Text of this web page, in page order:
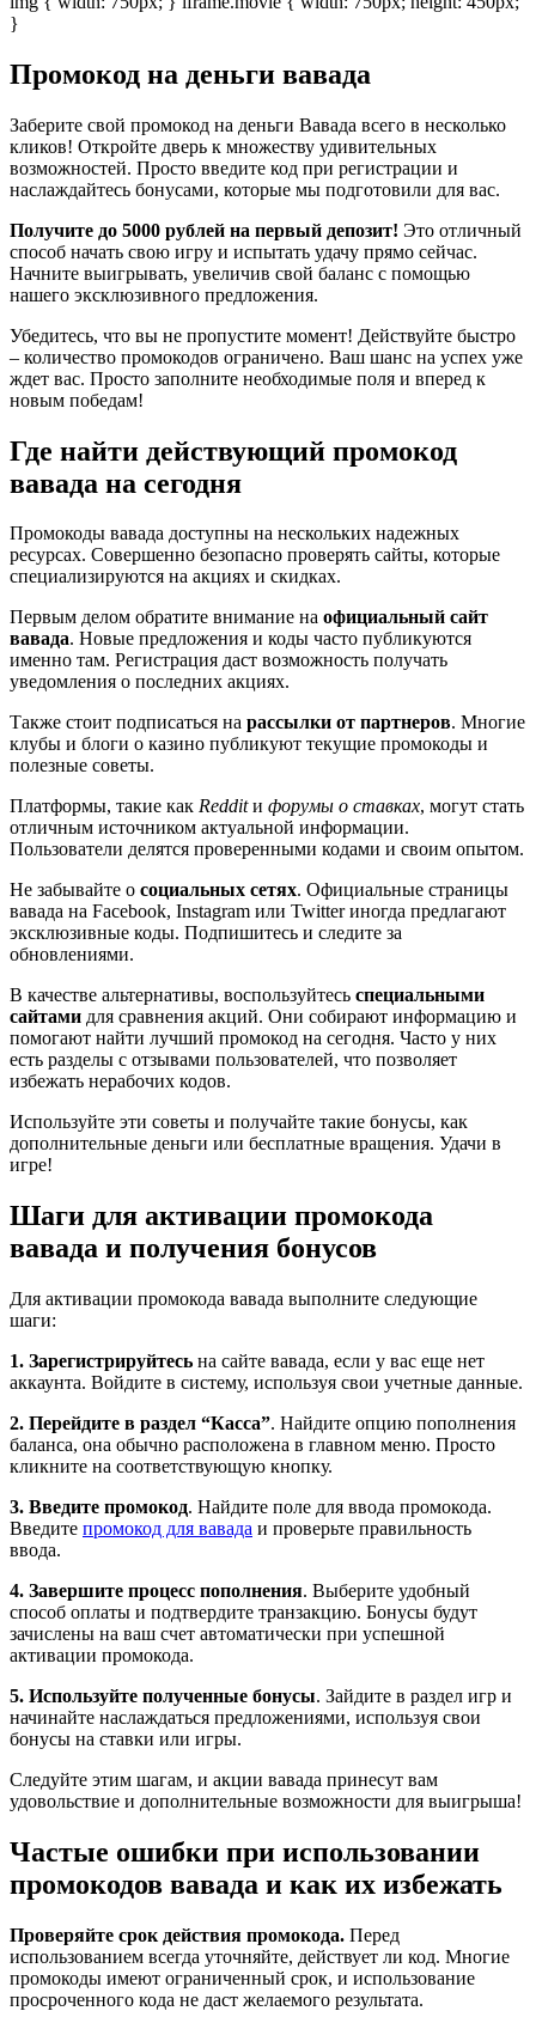
}
Промокод на деньги вавада
Заберите свой промокод на деньги Вавада всего в несколько
кликов! Откройте дверь к множеству удивительных
возможностей. Просто введите код при регистрации и
наслаждайтесь бонусами, которые мы подготовили для вас.
Получите до 5000 рублей на первый депозит! Это отличный
способ начать свою игру и испытать удачу прямо сейчас.
Начните выигрывать, увеличив свой баланс с помощью
нашего эксклюзивного предложения.
Убедитесь, что вы не пропустите момент! Действуйте быстро
– количество промокодов ограничено. Ваш шанс на успех уже
ждет вас. Просто заполните необходимые поля и вперед к
новым победам!
Где найти действующий промокод
вавада на сегодня
Промокоды вавада доступны на нескольких надежных
ресурсах. Совершенно безопасно проверять сайты, которые
специализируются на акциях и скидках.
Первым делом обратите внимание на официальный сайт
вавада. Новые предложения и коды часто публикуются
именно там. Регистрация даст возможность получать
уведомления о последних акциях.
Также стоит подписаться на рассылки от партнеров. Многие
клубы и блоги о казино публикуют текущие промокоды и
полезные советы.
Платформы, такие как Redditи форумы о ставках, могут стать
отличным источником актуальной информации.
Пользователи делятся проверенными кодами и своим опытом.
Не забывайте о социальных сетях. Официальные страницы
вавада на Facebook, Instagram или Twitter иногда предлагают
эксклюзивные коды. Подпишитесь и следите за
обновлениями.
В качестве альтернативы, воспользуйтесь специальными
сайтами для сравнения акций. Они собирают информацию и
помогают найти лучший промокод на сегодня. Часто у них
есть разделы с отзывами пользователей, что позволяет
избежать нерабочих кодов.
Используйте эти советы и получайте такие бонусы, как
дополнительные деньги или бесплатные вращения. Удачи в
игре!
Шаги для активации промокода
вавада и получения бонусов
Для активации промокода вавада выполните следующие
шаги:
1. Зарегистрируйтесь на сайте вавада, если у вас еще нет
аккаунта. Войдите в систему, используя свои учетные данные.
2. Перейдите в раздел “Касса”. Найдите опцию пополнения
баланса, она обычно расположена в главном меню. Просто
кликните на соответствующую кнопку.
3. Введите промокод. Найдите поле для ввода промокода.
Введите промокод для вавада и проверьте правильность
ввода.
4. Завершите процесс пополнения. Выберите удобный
способ оплаты и подтвердите транзакцию. Бонусы будут
зачислены на ваш счет автоматически при успешной
активации промокода.
5. Используйте полученные бонусы. Зайдите в раздел игр и
начинайте наслаждаться предложениями, используя свои
бонусы на ставки или игры.
Следуйте этим шагам, и акции вавада принесут вам
удовольствие и дополнительные возможности для выигрыша!
Частые ошибки при использовании
промокодов вавада и как их избежать
Проверяйте срок действия промокода. Перед
использованием всегда уточняйте, действует ли код. Многие
промокоды имеют ограниченный срок, и использование
просроченного кода не даст желаемого результата.